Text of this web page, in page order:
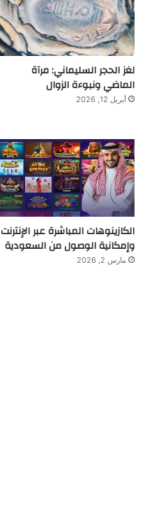
لغز الحجر السليماني: مرآة
الماضي ونبوءة الزوال
أبريل 12, 2026
الكازينوهات المباشرة عبر الإنترنت
وإمكانية الوصول من السعودية
مارس 2, 2026